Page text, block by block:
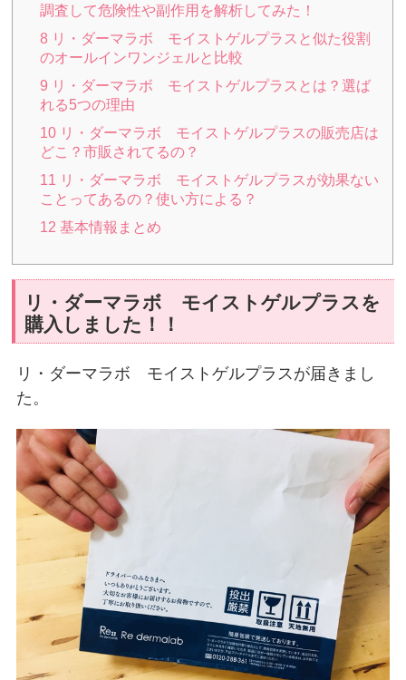
調査して危険性や副作用を解析してみた！
8 リ・ダーマラボ モイストゲルプラスと似た役割
のオールインワンジェルと比較
9 リ・ダーマラボ モイストゲルプラスとは？選ば
れる5つの理由
10 リ・ダーマラボ モイストゲルプラスの販売店は
どこ？市販されてるの？
11 リ・ダーマラボ モイストゲルプラスが効果ない
ことってあるの？使い方による？
12 基本情報まとめ
リ・ダーマラボ モイストゲルプラスを
購入しました！！
リ・ダーマラボ モイストゲルプラスが届きまし
た。